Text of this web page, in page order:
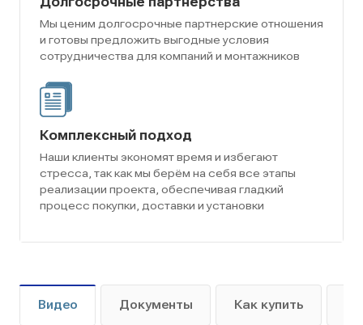
Мы ценим долгосрочные партнерские отношения
и готовы предложить выгодные условия
сотрудничества для компаний и монтажников
Комплексный подход
Наши клиенты экономят время и избегают
стресса, так как мы берём на себя все этапы
реализации проекта, обеспечивая гладкий
процесс покупки, доставки и установки
Видео Документы Как купить